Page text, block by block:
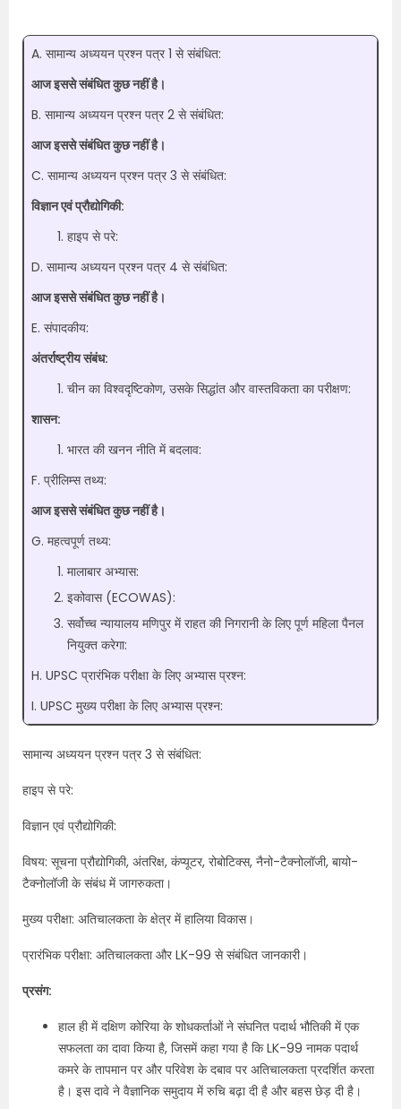
A. सामान्य अध्ययन प्रश्न पत्र 1 से संबंधित:
आज इससे संबंधित कुछ नहीं है।
B. सामान्य अध्ययन प्रश्न पत्र 2 से संबंधित:
आज इससे संबंधित कुछ नहीं है।
C. सामान्य अध्ययन प्रश्न पत्र 3 से संबंधित:
विज्ञान एवं प्रौद्योगिकी:
हाइप से परे:
D. सामान्य अध्ययन प्रश्न पत्र 4 से संबंधित:
आज इससे संबंधित कुछ नहीं है।
E. संपादकीय:
अंतर्राष्ट्रीय संबंध:
चीन का विश्वदृष्टिकोण, उसके सिद्धांत और वास्तविकता का परीक्षण:
शासन:
भारत की खनन नीति में बदलाव:
F. प्रीलिम्स तथ्य:
आज इससे संबंधित कुछ नहीं है।
G. महत्वपूर्ण तथ्य:
मालाबार अभ्यास:
इकोवास (ECOWAS):
सर्वोच्च न्यायालय मणिपुर में राहत की निगरानी के लिए पूर्ण महिला पैनल
नियुक्त करेगा:
H. UPSC प्रारंभिक परीक्षा के लिए अभ्यास प्रश्न:
I. UPSC मुख्य परीक्षा के लिए अभ्यास प्रश्न:
सामान्य अध्ययन प्रश्न पत्र 3 से संबंधित:
हाइप से परे:
विज्ञान एवं प्रौद्योगिकी:
विषय: सूचना प्रौद्योगिकी, अंतरिक्ष, कंप्यूटर, रोबोटिक्स, नैनो-टैक्नोलॉजी, बायो-
टैक्नोलॉजी के संबंध में जागरुकता।
मुख्य परीक्षा: अतिचालकता के क्षेत्र में हालिया विकास।
प्रारंभिक परीक्षा: अतिचालकता और LK-99 से संबंधित जानकारी।
प्रसंग:
हाल ही में दक्षिण कोरिया के शोधकर्ताओं ने संघनित पदार्थ भौतिकी में एक
सफलता का दावा किया है, जिसमें कहा गया है कि LK-99 नामक पदार्थ
कमरे के तापमान पर और परिवेश के दबाव पर अतिचालकता प्रदर्शित करता
है। इस दावे ने वैज्ञानिक समुदाय में रुचि बढ़ा दी है और बहस छेड़ दी है।